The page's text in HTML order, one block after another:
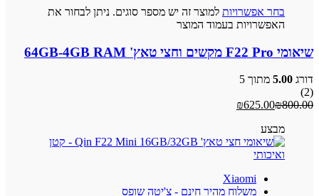
בחר אפשרויות למוצר זה יש מספר סוגים. ניתן לבחור את
האפשרויות בעמוד המוצר
שיאומי F22 Pro מקשים וחצי טאץ' 64GB-4GB RAM
דורג 5.00 מתוך 5
(2)
₪800.00
₪625.00
מבצע
Xiaomi
משלוח מהיר חינם - צ'יטה שופס